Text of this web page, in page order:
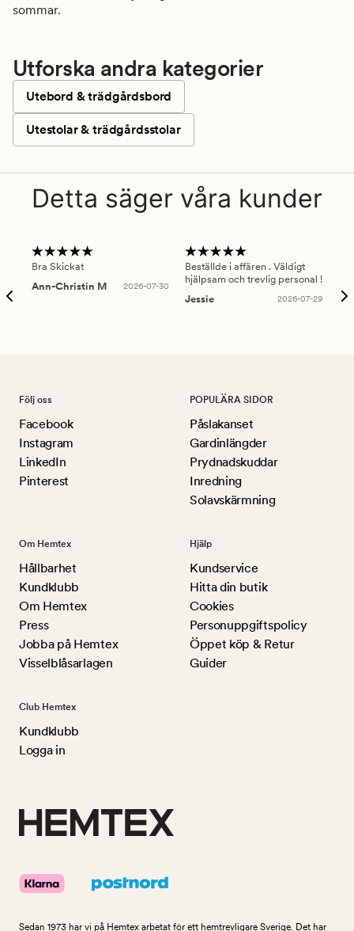
sommar.
Utforska andra kategorier
Utebord & trädgårdsbord
Utestolar & trädgårdsstolar
Detta säger våra kunder
Bra Skickat
Ann-Christin M
2026-07-30
Beställde i affären . Väldigt
hjälpsam och trevlig personal !
Jessie
2026-07-29
Följ oss
Facebook
Instagram
LinkedIn
Pinterest
POPULÄRA SIDOR
Påslakanset
Gardinlängder
Prydnadskuddar
Inredning
Solavskärmning
Om Hemtex
Hållbarhet
Kundklubb
Om Hemtex
Press
Jobba på Hemtex
Visselblåsarlagen
Hjälp
Kundservice
Hitta din butik
Cookies
Personuppgiftspolicy
Öppet köp & Retur
Guider
Club Hemtex
Kundklubb
Logga in
Sedan 1973 har vi på Hemtex arbetat för ett hemtrevligare Sverige. Det har